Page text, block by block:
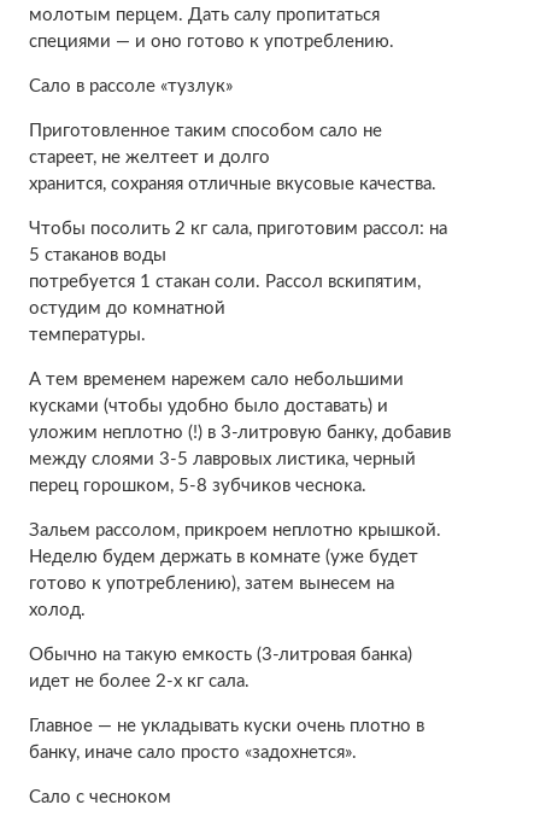
молотым перцем. Дать салу пропитаться
специями — и оно готово к употреблению.
Сало в рассоле «тузлук»
Приготовленное таким способом сало не
стареет, не желтеет и долго
хранится, сохраняя отличные вкусовые качества.
Чтобы посолить 2 кг сала, приготовим рассол: на
5 стаканов воды
потребуется 1 стакан соли. Рассол вскипятим,
остудим до комнатной
температуры.
А тем временем нарежем сало небольшими
кусками (чтобы удобно было доставать) и
уложим неплотно (!) в 3-литровую банку, добавив
между слоями 3-5 лавровых листика, черный
перец горошком, 5-8 зубчиков чеснока.
Зальем рассолом, прикроем неплотно крышкой.
Неделю будем держать в комнате (уже будет
готово к употреблению), затем вынесем на
холод.
Обычно на такую емкость (3-литровая банка)
идет не более 2-х кг сала.
Главное — не укладывать куски очень плотно в
банку, иначе сало просто «задохнется».
Сало с чесноком